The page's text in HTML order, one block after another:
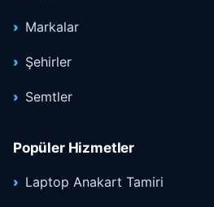
Markalar
Şehirler
Semtler
Popüler Hizmetler
Laptop Anakart Tamiri